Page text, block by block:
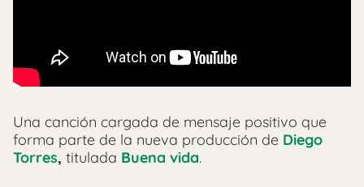
Una canción cargada de mensaje positivo que
forma parte de la nueva producción de Diego
Torres, titulada Buena vida.